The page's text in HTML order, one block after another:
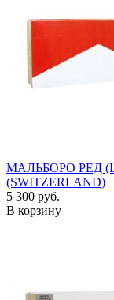
МАЛЬБОРО РЕД
(SWITZERLAND)
5 300 руб.
В корзину